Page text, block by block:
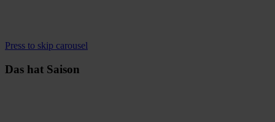
Press to skip carousel
Das hat Saison